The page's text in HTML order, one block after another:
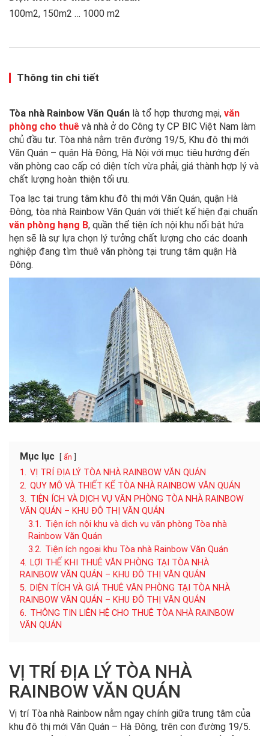
100m2, 150m2 … 1000 m2
Thông tin chi tiết
Tòa nhà Rainbow Văn Quán là tổ hợp thương mại, văn
phòng cho thuê và nhà ở do Công ty CP BIC Việt Nam làm
chủ đầu tư. Tòa nhà nằm trên đường 19/5, Khu đô thị mới
Văn Quán – quận Hà Đông, Hà Nội với mục tiêu hướng đến
văn phòng cao cấp có diện tích vừa phải, giá thành hợp lý và
chất lượng hoàn thiện tối ưu.
Tọa lạc tại trung tâm khu đô thị mới Văn Quán, quận Hà
Đông, tòa nhà Rainbow Văn Quán với thiết kế hiện đại chuẩn
văn phòng hạng B, quần thể tiện ích nội khu nổi bật hứa
hẹn sẽ là sự lựa chọn lý tưởng chất lượng cho các doanh
nghiệp đang tìm thuê văn phòng tại trung tâm quận Hà
Đông.
Mục lục ẩn
1. VỊ TRÍ ĐỊA LÝ TÒA NHÀ RAINBOW VĂN QUÁN
2. QUY MÔ VÀ THIẾT KẾ TÒA NHÀ RAINBOW VĂN QUÁN
3. TIỆN ÍCH VÀ DỊCH VỤ VĂN PHÒNG TÒA NHÀ RAINBOW
VĂN QUÁN – KHU ĐÔ THỊ VĂN QUÁN
3.1. Tiện ích nội khu và dịch vụ văn phòng Tòa nhà
Rainbow Văn Quán
3.2. Tiện ích ngoại khu Tòa nhà Rainbow Văn Quán
4. LỢI THẾ KHI THUÊ VĂN PHÒNG TẠI TÒA NHÀ
RAINBOW VĂN QUÁN – KHU ĐÔ THỊ VĂN QUÁN
5. DIỆN TÍCH VÀ GIÁ THUÊ VĂN PHÒNG TẠI TÒA NHÀ
RAINBOW VĂN QUÁN – KHU ĐÔ THỊ VĂN QUÁN
6. THÔNG TIN LIÊN HỆ CHO THUÊ TÒA NHÀ RAINBOW
VĂN QUÁN
VỊ TRÍ ĐỊA LÝ TÒA NHÀ
RAINBOW VĂN QUÁN
Vị trí Tòa nhà Rainbow nằm ngay chính giữa trung tâm của
khu đô thị mới Văn Quán – Hà Đông, trên con đường 19/5.